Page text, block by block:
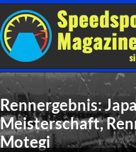
Rennergebnis:
Meisterschaft,
Motegi